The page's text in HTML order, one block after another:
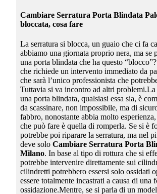
Cambiare Serratura Porta Blindata
bloccata, cosa fare
La serratura si blocca, un guaio che ci fa
abbiamo una giornata proprio nera, ma se
una porta blindata che ha questo
che richiede un intervento immediato da
che sarà l’unico professionista che
Tuttavia si va incontro ad altri problemi.La
una porta blindata, qualsiasi essa sia, è
da scassinare, non impossibile, ma di
fabbro, nonostante abbia molto esperienza,
che può fare è quella di romperla. Se si è
potrebbe poi riparare la serratura, ma nel
deve solo Cambiare Serratura Porta
Milano. In base al tipo di rottura che si
potrebbe intervenire direttamente sui
cilindretti potrebbero essersi solo ossidati
essere totalmente incastrati a causa di una
ossidazione.Mentre, se si parla di un